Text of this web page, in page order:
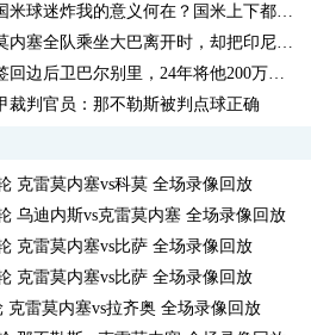
迷炸我的意义何在？国米上下都很关心我
全队乘坐大巴离开时，却把印尼国门忘在客场
卫巴尔别里，24年将他200万卖给克雷莫内塞
裁判官员：那不勒斯被判点球正确
克雷莫内塞vs科莫 全场录像回放
乌迪内斯vs克雷莫内塞 全场录像回放
克雷莫内塞vs比萨 全场录像回放
克雷莫内塞vs比萨 全场录像回放
克雷莫内塞vs拉齐奥 全场录像回放